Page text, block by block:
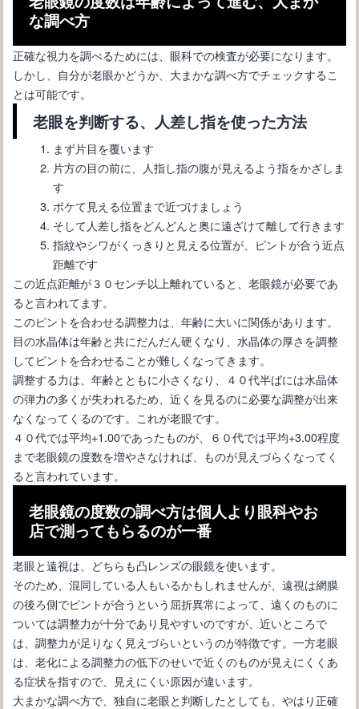
メガネを作る時に必要な視力と度数について正しく理解しましょ
メガネはウェリントン型が良し！レディース向けの選び方と
は！？
老眼鏡の度数は年齢で上がるもの？自分に合った老眼鏡選び
な調べ方
正確な視力を調べるためには、眼科での検査が必要になります。
しかし、自分が老眼かどうか、大まかな調べ方でチェックするこ
とは可能です。
老眼を判断する、人差し指を使った方法
まず片目を覆います
片方の目の前に、人指し指の腹が見えるよう指をかざしま
す
ボケて見える位置まで近づけましょう
そして人差し指をどんどんと奥に遠ざけて離して行きます
指紋やシワがくっきりと見える位置が、ピントが合う近点
距離です
この近点距離が３０センチ以上離れていると、老眼鏡が必要であ
ると言われてます。
このピントを合わせる調整力は、年齢に大いに関係があります。
目の水晶体は年齢と共にだんだん硬くなり、水晶体の厚さを調整
してピントを合わせることが難しくなってきます。
調整する力は、年齢とともに小さくなり、４０代半ばには水晶体
の弾力の多くが失われるため、近くを見るのに必要な調整が出来
なくなってくるのです。これが老眼です。
４０代では平均+1.00であったものが、６０代では平均+3.00程度
まで老眼鏡の度数を増やさなければ、ものが見えづらくなってく
ると言われています。
老眼鏡の度数の調べ方は個人より眼科やお
店で測ってもらるのが一番
老眼と遠視は、どちらも凸レンズの眼鏡を使います。
そのため、混同している人もいるかもしれませんが、遠視は網膜
の後ろ側でピントが合うという屈折異常によって、遠くのものに
ついては調整力が十分であり見やすいのですが、近いところで
は、調整力が足りなく見えづらいというのが特徴です。一方老眼
は、老化による調整力の低下のせいで近くのものが見えにくくあ
る症状を指すので、見えにくい原因が違います。
大まかな調べ方で、独自に老眼と判断したとしても、やはり正確